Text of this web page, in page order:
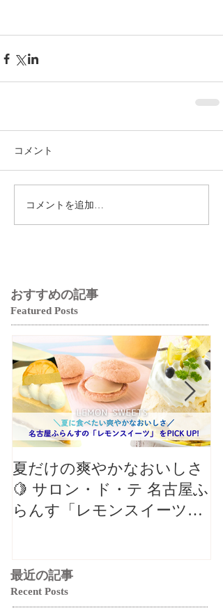
コメント
コメントを追加…
おすすめの記事
Featured Posts
夏だけの爽やかなおいしさ
🍋 サロン・ド・テ 名古屋ふ
らんす「レモンスイーツ特
最近の記事
Recent Posts